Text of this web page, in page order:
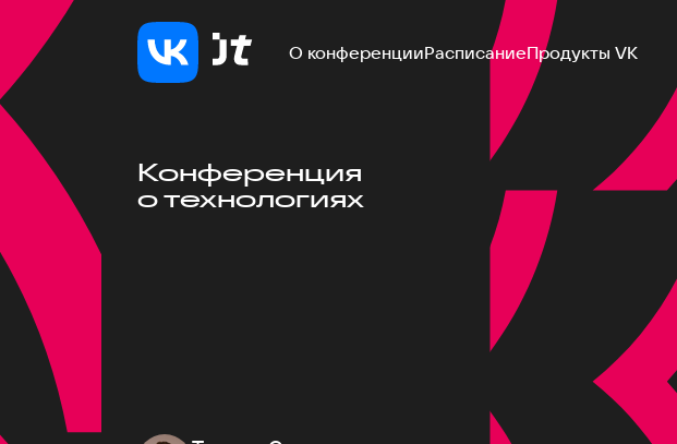
О конференцииРасписаниеПродукты VK
Конференция
о технологиях